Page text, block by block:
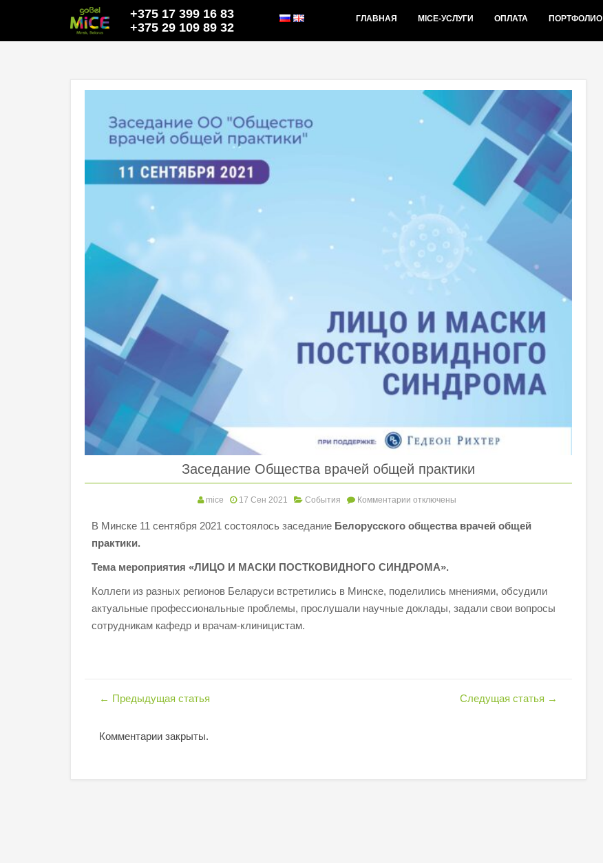
+375 17 399 16 83
+375 29 109 89 32
ГЛАВНАЯ MICE-УСЛУГИ ОПЛАТА ПОРТФОЛИО
Заседание Общества врачей общей практики
mice 17 Сен 2021 События Комментарии отключены
В Минске 11 сентября 2021 состоялось заседание Белорусского общества врачей общей
практики.
Тема мероприятия «ЛИЦО И МАСКИ ПОСТКОВИДНОГО СИНДРОМА».
Коллеги из разных регионов Беларуси встретились в Минске, поделились мнениями, обсудили
актуальные профессиональные проблемы, прослушали научные доклады, задали свои вопросы
сотрудникам кафедр и врачам-клиницистам.
← Предыдущая статья Следущая статья →
Комментарии закрыты.